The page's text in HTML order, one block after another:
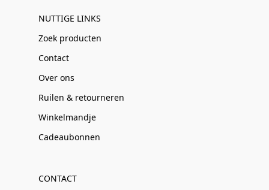
NUTTIGE LINKS
Zoek producten
Contact
Over ons
Ruilen & retourneren
Winkelmandje
Cadeaubonnen
CONTACT